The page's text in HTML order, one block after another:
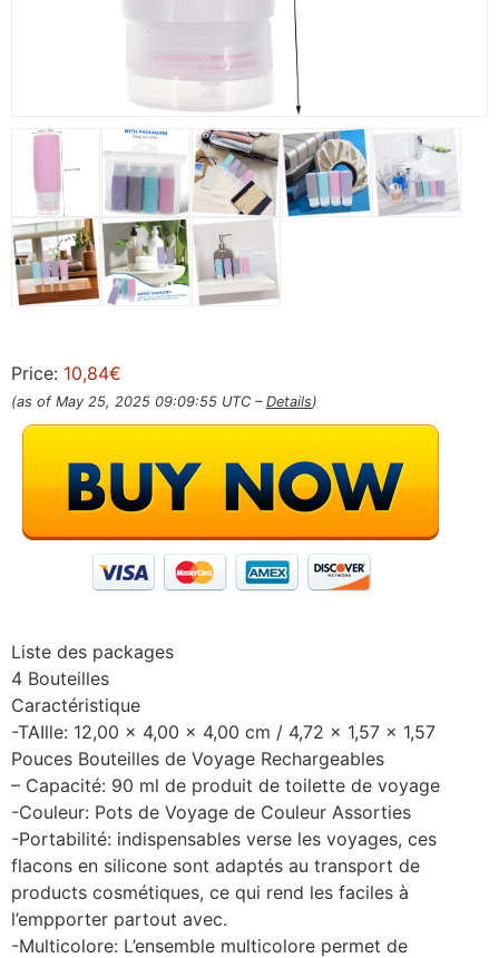
Price: 10,84€
(as of May 25, 2025 09:09:55 UTC – Details)
Liste des packages
4 Bouteilles
Caractéristique
-TAIlle: 12,00 x 4,00 x 4,00 cm / 4,72 x 1,57 x 1,57
Pouces Bouteilles de Voyage Rechargeables
– Capacité: 90 ml de produit de toilette de voyage
-Couleur: Pots de Voyage de Couleur Assorties
-Portabilité: indispensables verse les voyages, ces
flacons en silicone sont adaptés au transport de
products cosmétiques, ce qui rend les faciles à
l’empporter partout avec.
-Multicolore: L’ensemble multicolore permet de